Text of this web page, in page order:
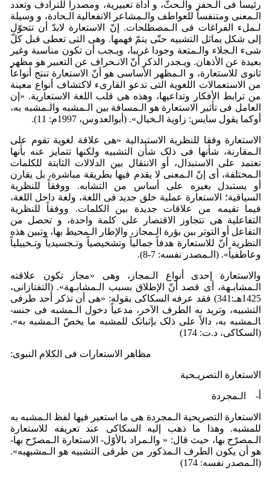
رئیساً فی الـحفز والـحثّ، و أداة تعبیریة، ومصدراً للترادف وتعدد
الـمعنی ومتنفساً للعواطف والـمشاعر الانفعالیة الـحادة، و وسیلة
لـملء الفراغات فی الـمصطلحات. إنّ الاستعارة لابدّ أن تتحوّل
إلی شکل یماثل التشبیه حتّی یتمّ فهمها. وهی التی تعطی قبل کلّ
شیء الـجلاء والـمتعة وجودا غریبا، ویـجب أن تکون مناسبة وغیر
بعیدة عن الأذهان. ویـجدر الذکر أنّ الانـحراف عن التعبیر هو مظهر
ثانوی للاستعارة، و الـمظهر الأساسی هو أنّ الاستعارة تنتج أنواعاً
من الاستعمالات اللغویة التی تدعو القاریء لاکتشاف أنواع معینة
من ترابط الأفکار وتداعیها، وهذه هی قلب اللغة الاستعاریة. «إن
العامل فی تأثیر الاستعارة هو الـمسافة بین الـمشبه والـمشبه به،
أوکما یقول سایس: زاویة الـخیال». (أبوالعدوس، 1997م: 11).
الاستعارة وفقا للنظریة الاستبدالیة «هی علاقة لغویة تقوم علی
الـمقارنة، شأنها فی ذلک شأن التشبیه ولکنها تتمایز عنه بأنها
تعتمد علی الاستبدال، أو الانتقال بین الدلالات الثابتة للکلمات
الـمختلفة، أی إنّ الـمعنی لا یقدم فیها بطریقة مباشرة، بل یقارن
أو یستبدل بغیره علی أساس من التشابه. ووفقاً للنظریة
السیاقیة؛ الاستعارة عملیة خلق جدید فی اللغة، ولغة داخل اللغة،
فیما تقیمه من علاقات جدیدة بین الکلمات. ووفقاً للنظریة
التفاعلیة هی تتجاوز الاقتصار علی کلمة واحدة، و تحصل من
التفاعل أو التوتر بین بؤرة الـمجاز، والإطار الـمحیط بها، وتبین هذه
النظریة أنّ للاستعارة هدفاً جمالیاً وتشخیصیاً وتـجسیدیاً وتـخییلیاً
وعاطفیاً». (الـمصدر نفسه: 7-8).
والاستعارة إحدی أنواع الـمجاز، وهی «مجاز تکون علاقته
الـمشابـهة، أی قصد أنّ الإطلاق بسبب الـمشابـهة». (التفتازانی،
1425هـ:341) فقد عرفه السکاکی بقوله: «هی أن تذکر أحد طرفی
التشبیه، وترید به الطرف الآخر، مدعیاً دخول الـمشبه فی جنس­
الـمشبه به، دالاً علی ذلک بإثباتک للمشبه ما یخصّ الـمشبه به».
(السکاکی، د.ت: 174)
مظاهر الاستعارات فی الکلام النبوی:
الاستعارة التصریـحیة
أ‌- الـمجردة
الاستعارة التصریحیة الـمجردة هی ما استعیر فیها لفظ الـمشبه به
للمشبه. وهذا ما ذهب إلیه السکاکی عند تعریفه للاستعارة
الـمصرّح بها، حیث قال: « والـمراد بالأوّل- الاستعارة الـمصرّح بها-
هو أن یکون الطرف الـمذکور من طرفی التشبیه هو الـمشبه­به».
(الـمصدر نفسه: 174)